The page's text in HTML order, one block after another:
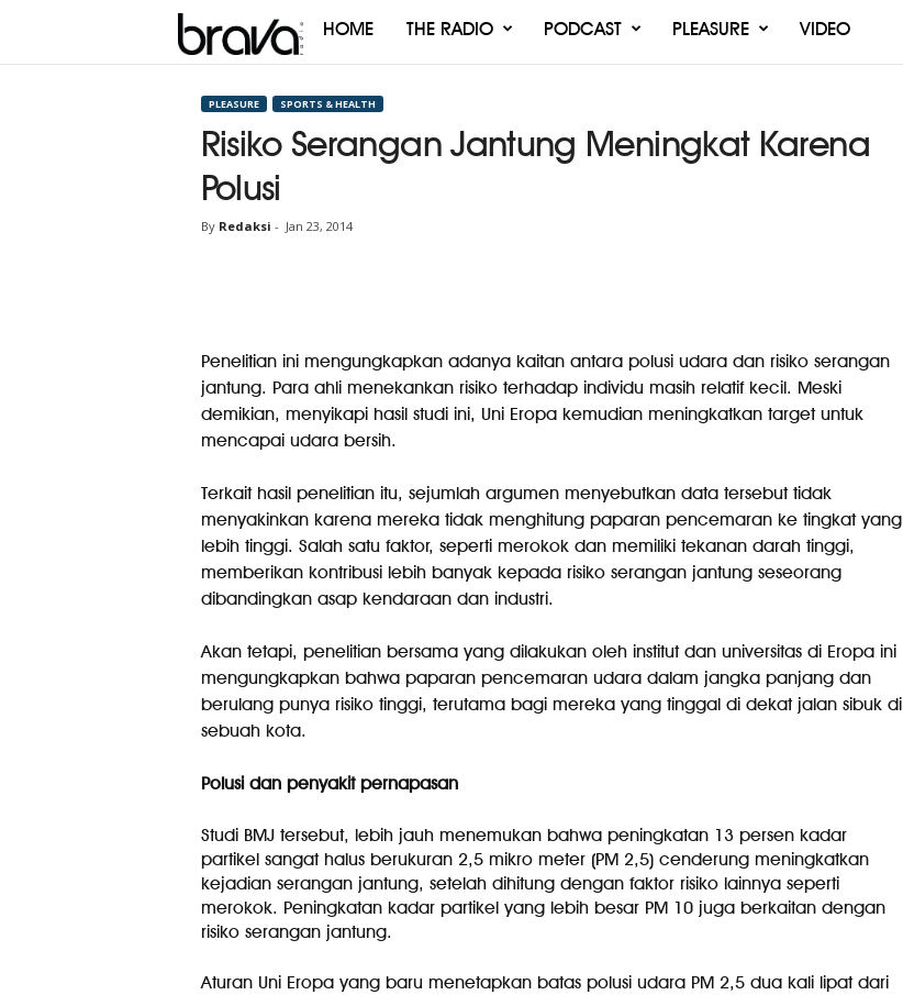
Brava
HOME THE RADIO PODCAST PLEASURE VIDEO
PLEASURE SPORTS & HEALTH
Risiko Serangan Jantung Meningkat Karena
Polusi
By Redaksi - Jan 23, 2014
Penelitian ini mengungkapkan adanya kaitan antara polusi udara dan risiko serangan
jantung. Para ahli menekankan risiko terhadap individu masih relatif kecil. Meski
demikian, menyikapi hasil studi ini, Uni Eropa kemudian meningkatkan target untuk
mencapai udara bersih.
Terkait hasil penelitian itu, sejumlah argumen menyebutkan data tersebut tidak
menyakinkan karena mereka tidak menghitung paparan pencemaran ke tingkat yang
lebih tinggi. Salah satu faktor, seperti merokok dan memiliki tekanan darah tinggi,
memberikan kontribusi lebih banyak kepada risiko serangan jantung seseorang
dibandingkan asap kendaraan dan industri.
Akan tetapi, penelitian bersama yang dilakukan oleh institut dan universitas di Eropa ini
mengungkapkan bahwa paparan pencemaran udara dalam jangka panjang dan
berulang punya risiko tinggi, terutama bagi mereka yang tinggal di dekat jalan sibuk di
sebuah kota.
Polusi dan penyakit pernapasan
Studi BMJ tersebut, lebih jauh menemukan bahwa peningkatan 13 persen kadar
partikel sangat halus berukuran 2,5 mikro meter (PM 2,5) cenderung meningkatkan
kejadian serangan jantung, setelah dihitung dengan faktor risiko lainnya seperti
merokok. Peningkatan kadar partikel yang lebih besar PM 10 juga berkaitan dengan
risiko serangan jantung.
Aturan Uni Eropa yang baru menetapkan batas polusi udara PM 2,5 dua kali lipat dari